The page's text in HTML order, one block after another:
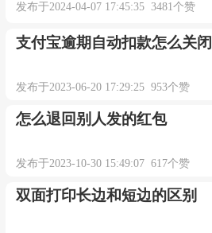
发布于2024-04-07 17:45:35 3481个赞
支付宝逾期自动扣款怎么关闭
发布于2023-06-20 17:29:25 953个赞
怎么退回别人发的红包
发布于2023-10-30 15:49:07 617个赞
双面打印长边和短边的区别